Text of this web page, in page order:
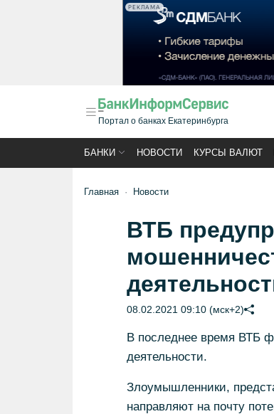
РЕКЛАМА
Портал о банках Екатеринбурга
БАНКИ НОВОСТИ КУРСЫ ВАЛЮТ
Главная Новости
ВТБ
08.02.2021 09:10 (мск+2)
В последнее время ВТБ
деятельности.
Злоумышленники,
направляют на почту